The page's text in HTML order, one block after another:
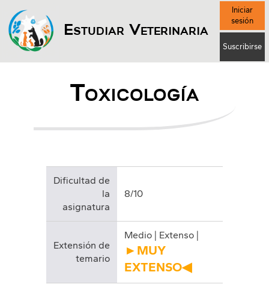
Estudiar Veterinaria
Iniciar
sesión
Suscribirse
Toxicología
Dificultad de
la
asignatura
8/10
Extensión de
temario
Medio | Extenso |
►MUY
EXTENSO◀